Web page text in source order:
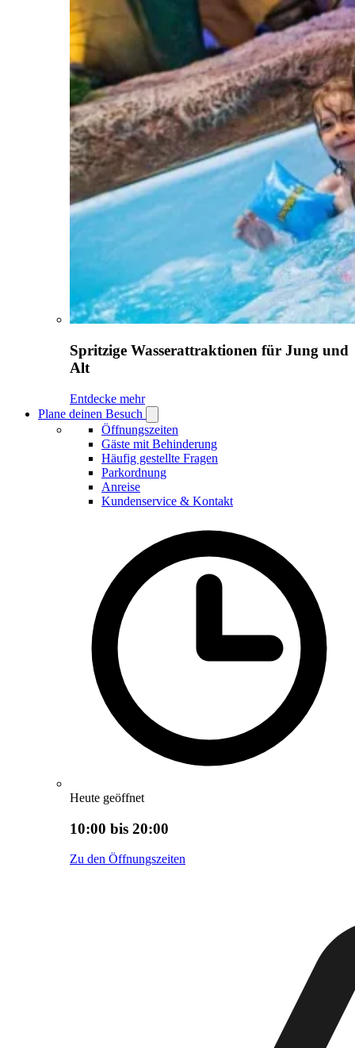
Spritzige Wasserattraktionen für Jung und
Alt
Entdecke mehr
Plane deinen Besuch
Plane
deinen
Besuch
submenu
Öffnungszeiten
Gäste mit Behinderung
Häufig gestellte Fragen
Parkordnung
Anreise
Kundenservice & Kontakt
Heute geöffnet
10:00 bis 20:00
Zu den Öffnungszeiten